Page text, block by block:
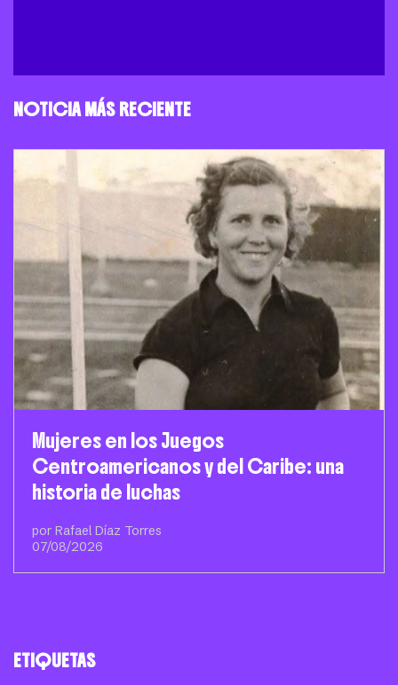
NOTICIA MÁS RECIENTE
Mujeres en los Juegos
Centroamericanos y del Caribe: una
historia de luchas
por Rafael Díaz Torres
07/08/2026
ETIQUETAS